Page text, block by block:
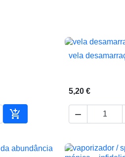

Adicionar ao carrinho

vela
5,20 €
